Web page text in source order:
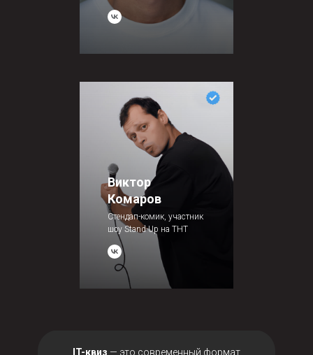
Виктор
Комаров
Стендап-комик, участник
шоу Stand-Up на ТНТ
IT-квиз — это современный формат